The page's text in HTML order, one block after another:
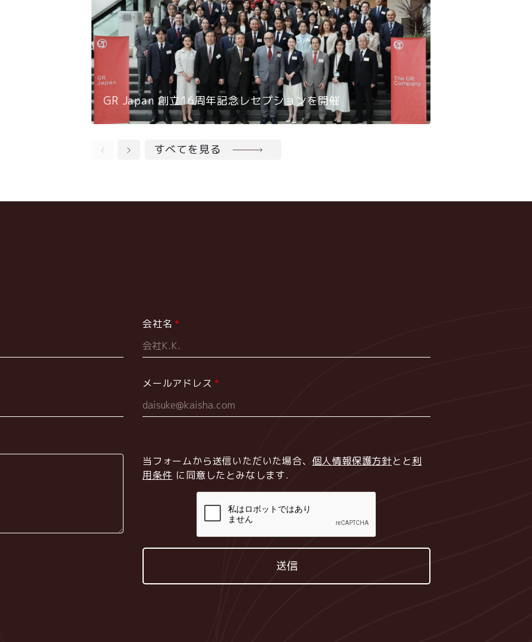
GR Japan 創立16周年記念レセプションを開催
すべてを見る
会社名
メールアドレス
当フォームから送信いただいた場合、 個人情報保護方針とと利
用条件 に同意したとみなします.